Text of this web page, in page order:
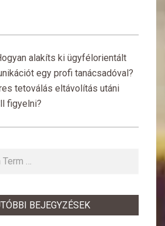
alakíts ki ügyfélorientált
egy profi tanácsadóval?
tetoválás eltávolítás utáni
figyelni?
BEJEGYZÉSEK